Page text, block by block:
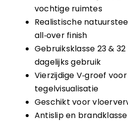
vochtige ruimtes
Realistische
all‑over finish
Gebruiksklasse 23 &
dagelijks gebruik
Vierzijdige V‑groef
tegelvisualisatie
Geschikt voor
Antislip en brandklasse